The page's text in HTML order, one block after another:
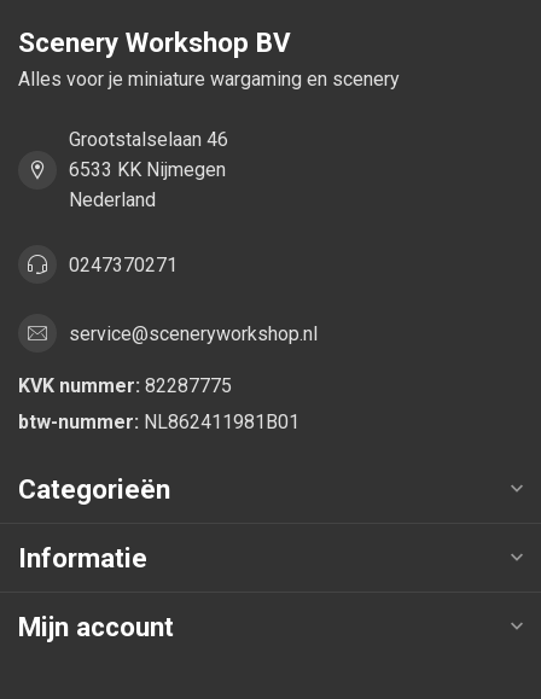
Scenery Workshop BV
Alles voor je miniature wargaming en scenery
Grootstalselaan 46
6533 KK Nijmegen
Nederland
0247370271
service@sceneryworkshop.nl
KVK nummer: 82287775
btw-nummer: NL862411981B01
Categorieën
Informatie
Mijn account